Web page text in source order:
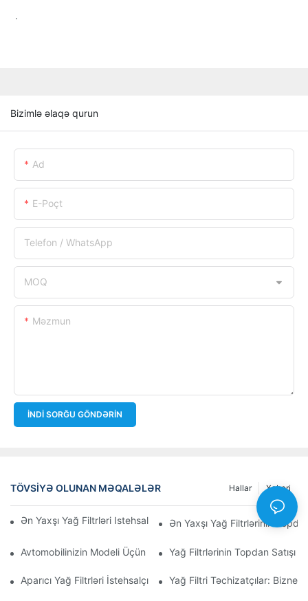
.
Bizimlə əlaqə qurun
Ad
E-Poçt
Telefon / WhatsApp
MOQ
Məzmun
İNDI SORĞU GÖNDƏRIN
TÖVSIYƏ OLUNAN MƏQALƏLƏR Xəbəri
Hallar
Ən Yaxşı Yağ Filtrləri Istehsal Edən Şirkətlər: Hərtərəfli Baxış
Ən Yaxşı Yağ Filtrlərinin
Avtomobilinizin Modeli Üçün Düzgün Yağ Filtrinin Seçilməsi:
Yağ Filtrlərinin Topdan Satışı
Aparıcı Yağ Filtrləri İstehsalçılarına Və Onların İnnovasiyalarına
Yağ Filtri Təchizatçılar: